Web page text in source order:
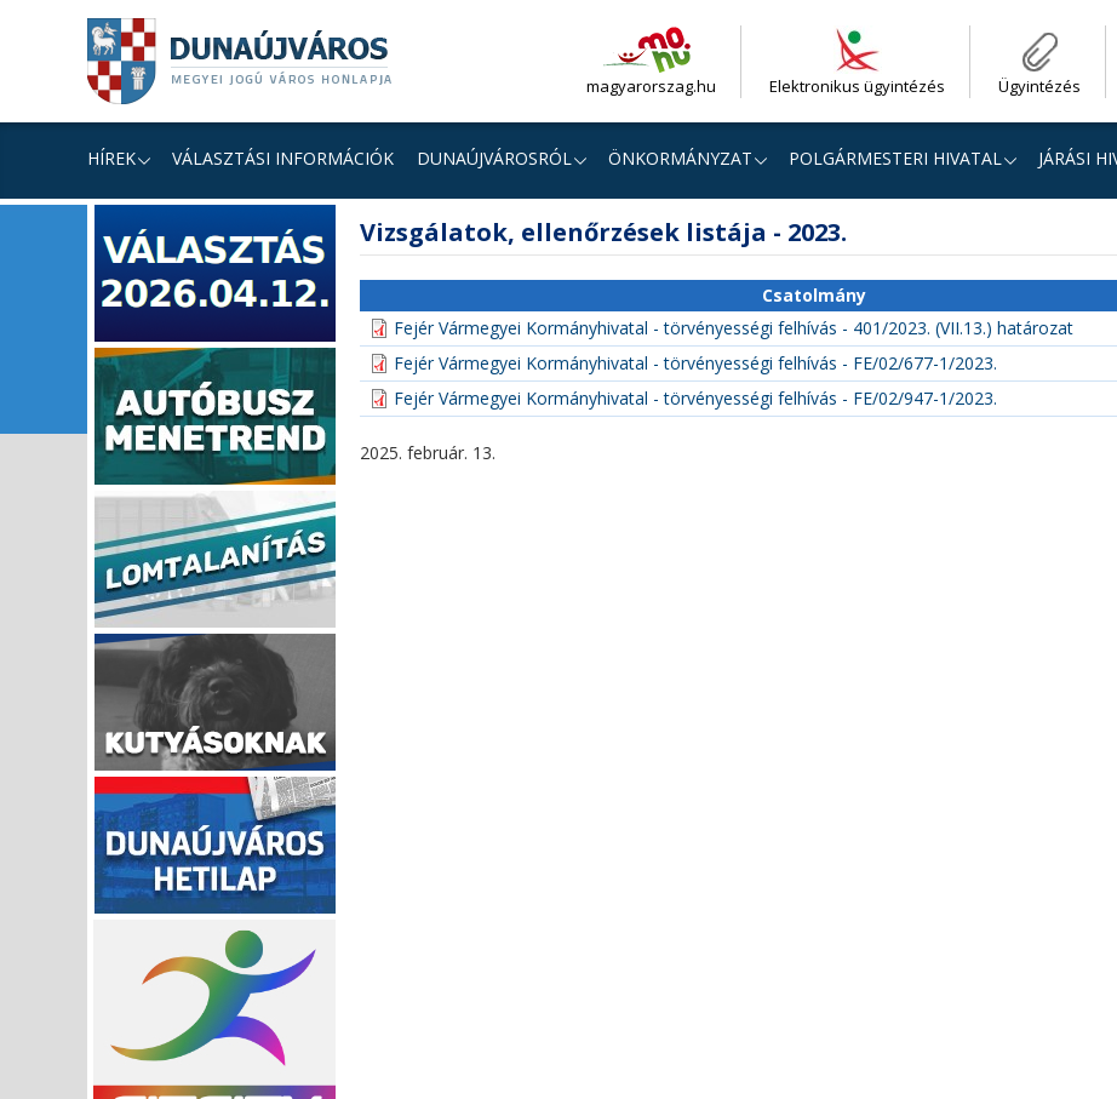
tartalomhoz
navigációhoz
kereséshez
magyarorszag.hu Elektronikus ügyintézés Ügyintézés
HÍREK VÁLASZTÁSI INFORMÁCIÓK DUNAÚJVÁROSRÓL ÖNKORMÁNYZAT POLGÁRMESTERI HIVATAL JÁRÁSI
tartalom
Vizsgálatok, ellenőrzések listája - 2023.
Csatolmány
Fejér Vármegyei Kormányhivatal - törvényességi felhívás - 401/2023. (VII.13.) határozat
Fejér Vármegyei Kormányhivatal - törvényességi felhívás - FE/02/677-1/2023.
Fejér Vármegyei Kormányhivatal - törvényességi felhívás - FE/02/947-1/2023.
2025. február. 13.